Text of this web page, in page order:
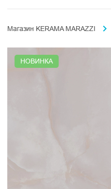
Магазин KERAMA MARAZZI
НОВИНКА